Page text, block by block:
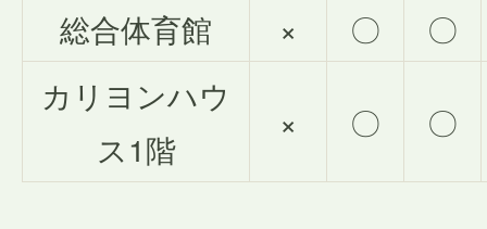
総合体育館
× 〇
〇
カリヨンハウ
ス1階
× 〇 〇